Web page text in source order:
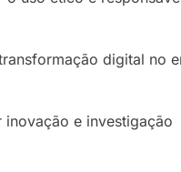
digital no
inovação e investigação